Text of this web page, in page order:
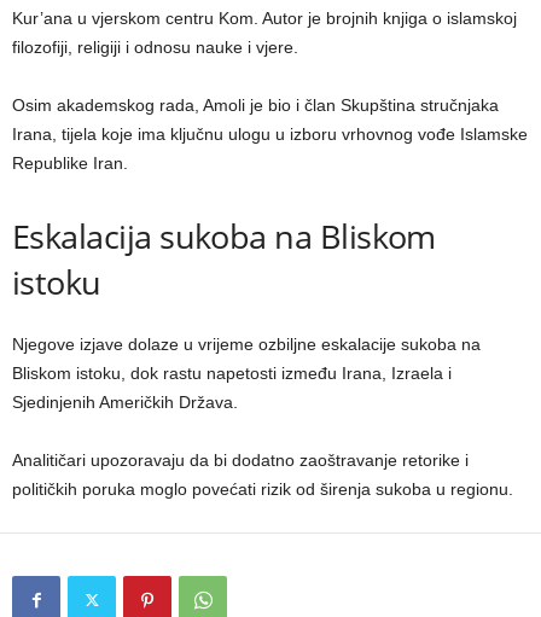
Kur’ana u vjerskom centru Kom. Autor je brojnih knjiga o islamskoj
filozofiji, religiji i odnosu nauke i vjere.
Osim akademskog rada, Amoli je bio i član Skupština stručnjaka
Irana, tijela koje ima ključnu ulogu u izboru vrhovnog vođe Islamske
Republike Iran.
Eskalacija sukoba na Bliskom
istoku
Njegove izjave dolaze u vrijeme ozbiljne eskalacije sukoba na
Bliskom istoku, dok rastu napetosti između Irana, Izraela i
Sjedinjenih Američkih Država.
Analitičari upozoravaju da bi dodatno zaoštravanje retorike i
političkih poruka moglo povećati rizik od širenja sukoba u regionu.